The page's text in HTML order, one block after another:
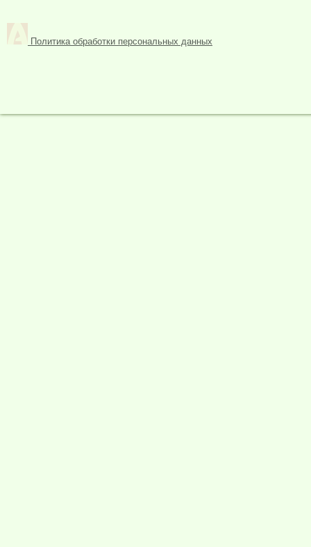
Политика обработки персональных данных